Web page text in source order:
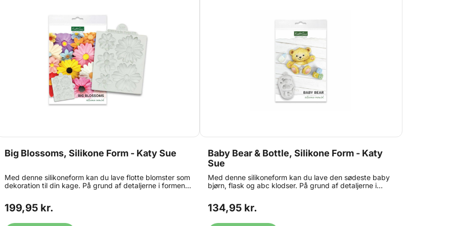
Big Blossoms, Silikone Form - Katy Sue
Med denne silikoneform kan du lave flotte blomster som
dekoration til din kage. På grund af detaljerne i formen
blomsterpasta, modelleringspasta, marcipan,
199,95 kr.
Baby Bear & Bottle, Silikone Form - Katy
Sue
Med denne silikoneform kan du lave den sødeste baby
bjørn, flask og abc klodser. På grund af detaljerne i
blomsterpasta, modelleringspasta, marcipan,
134,95 kr.